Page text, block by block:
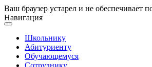
Ваш браузер устарел и не обеспечивает
Навигация
Школьнику
Абитуриенту
Обучающемуся
Сотруднику